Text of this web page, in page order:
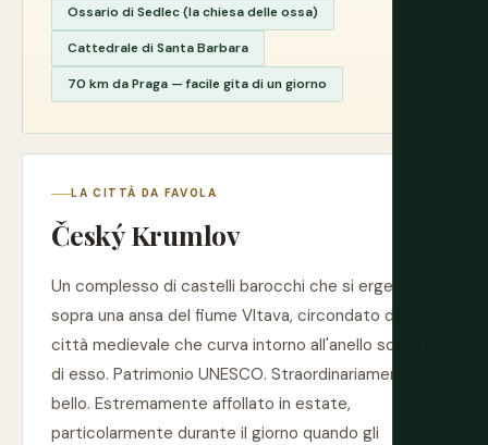
Ossario di Sedlec (la chiesa delle ossa)
Cattedrale di Santa Barbara
70 km da Praga — facile gita di un giorno
LA CITTÀ DA FAVOLA
Český Krumlov
Un complesso di castelli barocchi che si erge
sopra una ansa del fiume Vltava, circondato da una
città medievale che curva intorno all'anello sotto
di esso. Patrimonio UNESCO. Straordinariamente
bello. Estremamente affollato in estate,
particolarmente durante il giorno quando gli